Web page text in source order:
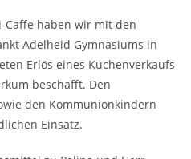
Caffe haben wir mit den
Adelheid Gymnasiums in
Erlös eines Kuchenverkaufs
beschafft. Den
den Kommunionkindern
Einsatz.